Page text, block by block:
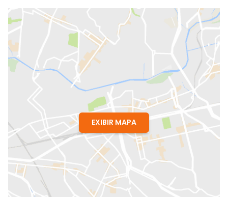
EXIBIR MAPA